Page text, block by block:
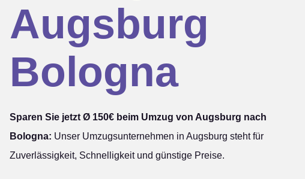
Augsburg
Bologna
Sparen Sie jetzt Ø 150€ beim Umzug von Augsburg nach
Bologna: Unser Umzugsunternehmen in Augsburg steht für
Zuverlässigkeit, Schnelligkeit und günstige Preise.